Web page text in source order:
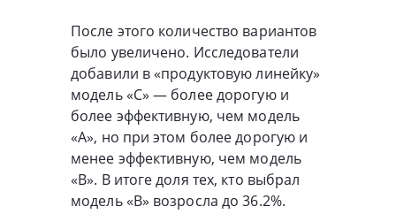
После этого количество вариантов
было увеличено. Исследователи
добавили в «продуктовую линейку»
модель «C» — более дорогую и
более эффективную, чем модель
«A», но при этом более дорогую и
менее эффективную, чем модель
«B». В итоге доля тех, кто выбрал
модель «B» возросла до 36.2%.